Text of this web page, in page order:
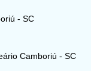
- SC
Camboriú - SC